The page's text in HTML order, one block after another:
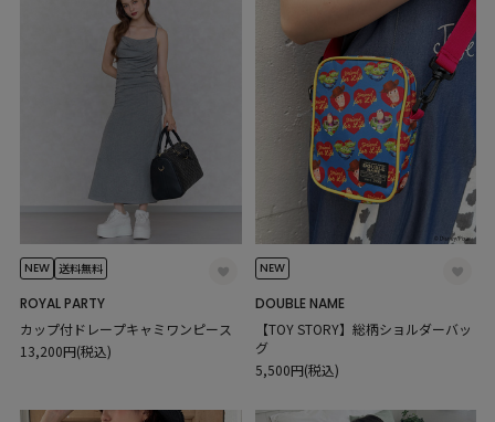
NEW 送料無料
ROYAL PARTY
カップ付ドレープキャミワンピース
13,200円(税込)
NEW
DOUBLE NAME
【TOY STORY】総柄ショルダーバッ
グ
5,500円(税込)